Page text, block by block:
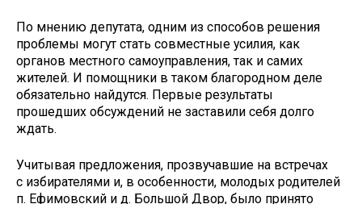
По мнению депутата, одним из способов решения
проблемы могут стать совместные усилия, как
органов местного самоуправления, так и самих
жителей. И помощники в таком благородном деле
обязательно найдутся. Первые результаты
прошедших обсуждений не заставили себя долго
ждать.
Учитывая предложения, прозвучавшие на встречах
с избирателями и, в особенности, молодых родителей
п. Ефимовский и д. Большой Двор, было принято